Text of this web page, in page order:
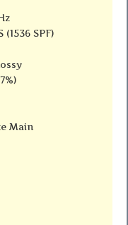
(1536 SPF)
Main